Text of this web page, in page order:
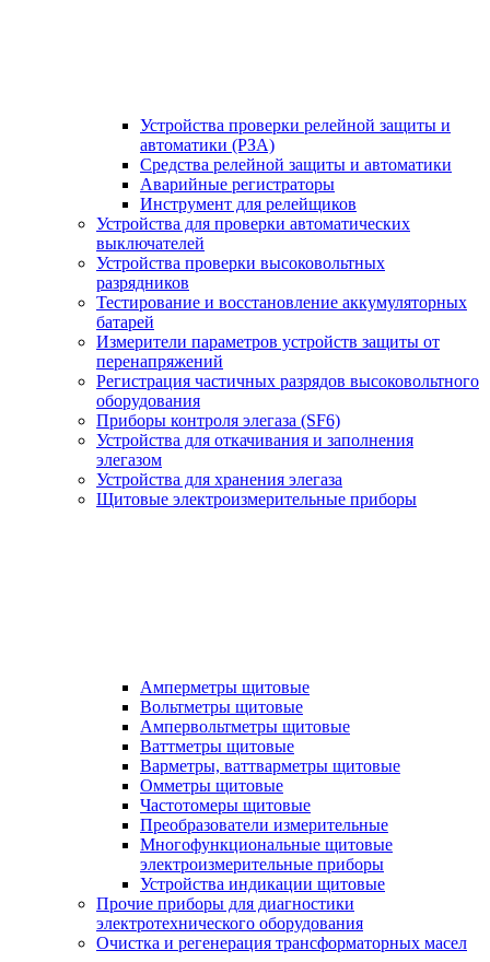
Устройства проверки релейной защиты и
автоматики (РЗА)
Средства релейной защиты и автоматики
Аварийные регистраторы
Инструмент для релейщиков
Устройства для проверки автоматических
выключателей
Устройства проверки высоковольтных
разрядников
Тестирование и восстановление аккумуляторных
батарей
Измерители параметров устройств защиты от
перенапряжений
Регистрация частичных разрядов высоковольтного
оборудования
Приборы контроля элегаза (SF6)
Устройства для откачивания и заполнения
элегазом
Устройства для хранения элегаза
Щитовые электроизмерительные приборы
Амперметры щитовые
Вольтметры щитовые
Ампервольтметры щитовые
Ваттметры щитовые
Варметры, ваттварметры щитовые
Омметры щитовые
Частотомеры щитовые
Преобразователи измерительные
Многофункциональные щитовые
электроизмерительные приборы
Устройства индикации щитовые
Прочие приборы для диагностики
электротехнического оборудования
Очистка и регенерация трансформаторных масел